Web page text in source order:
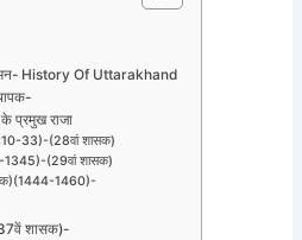
History Of Uttarakhand
प्रमुख राजा
33)-(28वां शासक)
1345)-(29वां शासक)
1460)-
शासक)-